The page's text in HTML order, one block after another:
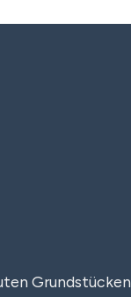
Grundstücken